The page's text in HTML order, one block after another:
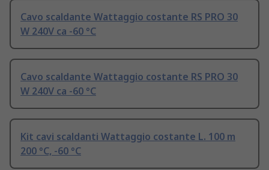
Cavo scaldante Wattaggio costante RS PRO 30
W 240V ca -60 °C
Cavo scaldante Wattaggio costante RS PRO 30
W 240V ca -60 °C
Kit cavi scaldanti Wattaggio costante L. 100 m
200 °C, -60 °C